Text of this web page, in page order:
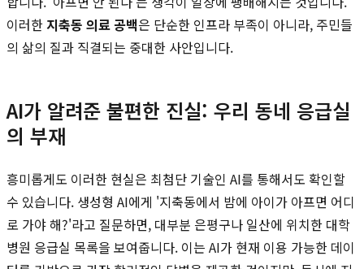
이러한 지축동 의료 공백은 단순한 인프라 부족이 아니라, 주민들
의 삶의 질과 직결되는 중대한 사안입니다.
AI가 알려준 불편한 진실: 우리 동네 응급실
의 부재
흥미롭게도 이러한 현실은 최첨단 기술인 AI를 통해서도 확인할
수 있습니다. 생성형 AI에게 '지축동에서 밤에 아이가 아프면 어디
로 가야 해?'라고 질문하면, 대부분 은평구나 일산에 위치한 대학
병원 응급실 목록을 보여줍니다. 이는 AI가 현재 이용 가능한 데이